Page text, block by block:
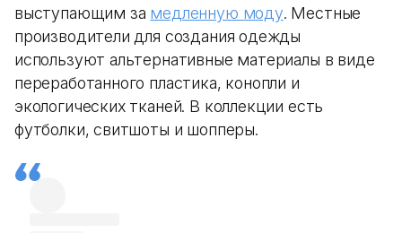
выступающим за медленную моду. Местные
производители для создания одежды
используют альтернативные материалы в виде
переработанного пластика, конопли и
экологических тканей. В коллекции есть
футболки, свитшоты и шопперы.